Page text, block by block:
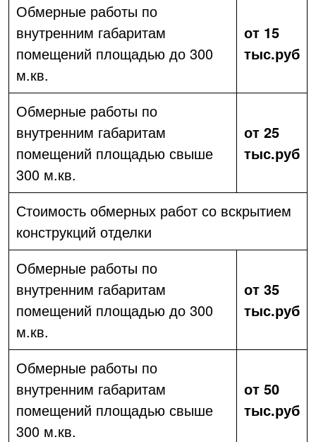
Обмерные работы по
внутренним габаритам
помещений площадью до 300
м.кв.
от 15
тыс.руб
Обмерные работы по
внутренним габаритам
помещений площадью свыше
300 м.кв.
от 25
тыс.руб
Стоимость обмерных работ со вскрытием
конструкций отделки
Обмерные работы по
внутренним габаритам
помещений площадью до 300
м.кв.
от 35
тыс.руб
Обмерные работы по
внутренним габаритам
помещений площадью свыше
300 м.кв.
от 50
тыс.руб